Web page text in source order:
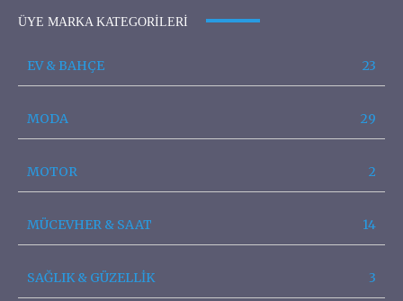
ÜYE MARKA KATEGORILERI
EV & BAHÇE 23
MODA 29
MOTOR 2
MÜCEVHER & SAAT 14
SAĞLIK & GÜZELLİK 3